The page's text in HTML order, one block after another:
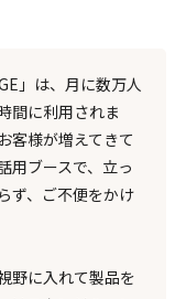
」は、月に数万人
間に利用されま
客様が増えてきて
用ブースで、立っ
ず、ご不便をかけ
野に入れて製品を